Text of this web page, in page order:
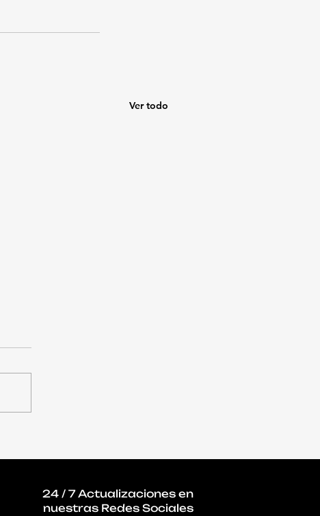
Ver todo
24 / 7 Actualizaciones en
nuestras Redes Sociales